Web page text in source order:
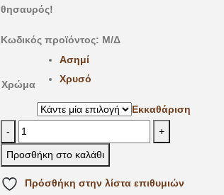
θησαυρός!
Κωδικός προϊόντος: Μ/Δ
Χρώμα
Ασημί
Χρυσό
Εκκαθάριση
-
+
Προσθήκη στο καλάθι
Πρόσθήκη στην λίστα επιθυμιών